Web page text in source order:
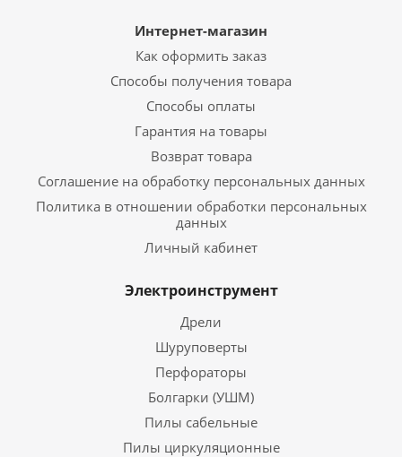
Интернет-магазин
Как оформить заказ
Способы получения товара
Способы оплаты
Гарантия на товары
Возврат товара
Соглашение на обработку персональных данных
Политика в отношении обработки персональных
данных
Личный кабинет
Электроинструмент
Дрели
Шуруповерты
Перфораторы
Болгарки (УШМ)
Пилы сабельные
Пилы циркуляционные